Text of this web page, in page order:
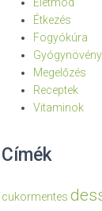
Étkezés
Fogyókúra
Megelőzés
Receptek
Vitaminok
Címék
cukormentes